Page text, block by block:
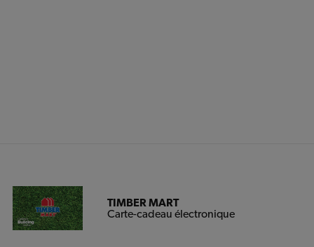
TIMBER MART
Carte-cadeau électronique